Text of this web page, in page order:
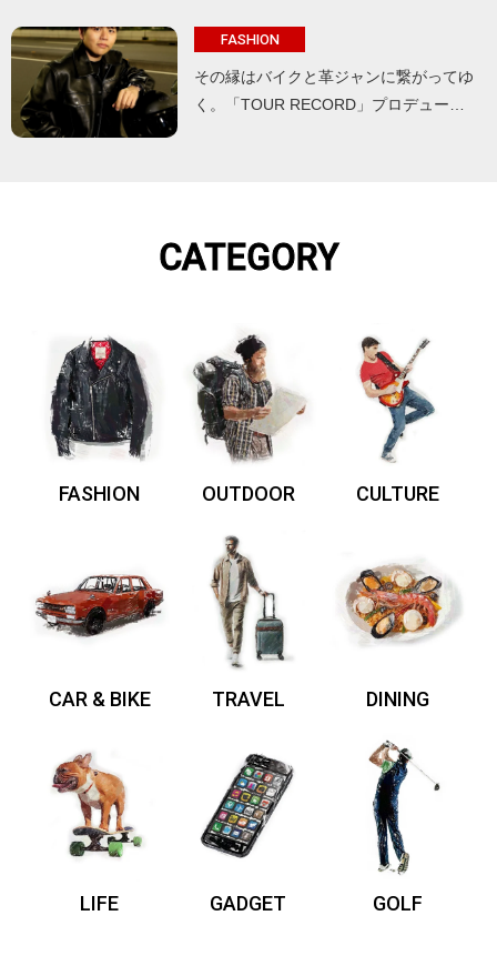
FASHION
その縁はバイクと革ジャンに繋がってゆ
く。「TOUR RECORD」プロデュー…
CATEGORY
FASHION OUTDOOR CULTURE
CAR & BIKE TRAVEL DINING
LIFE GADGET GOLF